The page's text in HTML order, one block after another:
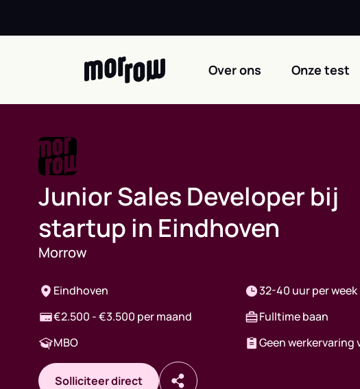
content
Over ons Onze test
Junior Sales Developer bij
startup in Eindhoven
Morrow
Eindhoven
€2.500 - €3.500 per maand
MBO
32-40 uur per week
Fulltime baan
Geen werkervaring
Solliciteer direct